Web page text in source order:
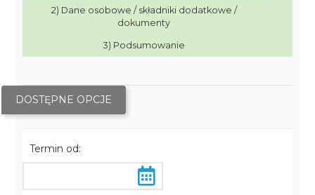
2) Dane osobowe / składniki dodatkowe /
dokumenty
3) Podsumowanie
DOSTĘPNE OPCJE
Termin od: